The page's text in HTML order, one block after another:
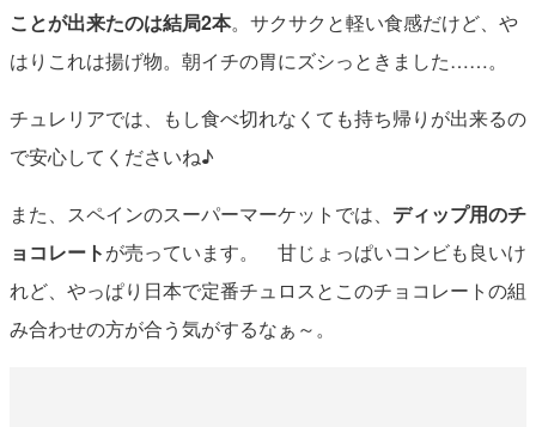
ことが出来たのは結局2本。サクサクと軽い食感だけど、や
はりこれは揚げ物。朝イチの胃にズシっときました……。
チュレリアでは、もし食べ切れなくても持ち帰りが出来るの
で安心してくださいね♪
また、スペインのスーパーマーケットでは、 ディップ用のチ
ョコレートが売っています。 甘じょっぱいコンビも良いけ
れど、やっぱり日本で定番チュロスとこのチョコレートの組
み合わせの方が合う気がするなぁ～。